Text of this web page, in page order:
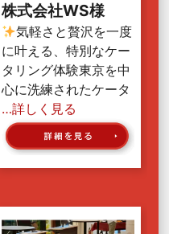
株式会社WS様
気軽さと贅沢を一度
に叶える、特別なケー
タリング体験東京を中
心に洗練されたケータ
…詳しく見る